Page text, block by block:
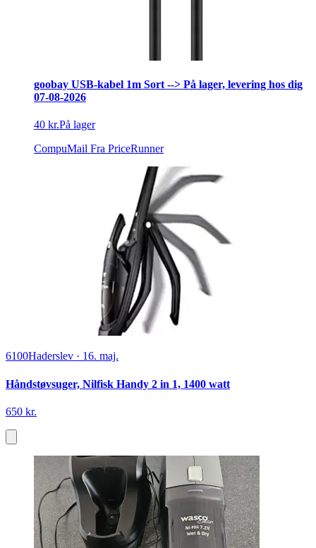
goobay USB-kabel 1m Sort --> På lager, levering hos dig
07-08-2026
40 kr.På lager
CompuMail Fra PriceRunner
6100Haderslev · 16. maj.
Håndstøvsuger, Nilfisk Handy 2 in 1, 1400 watt
650 kr.